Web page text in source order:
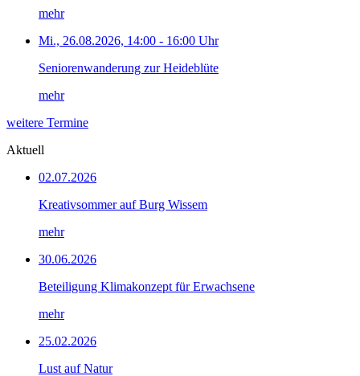
mehr
Mi., 26.08.2026, 14:00 - 16:00 Uhr
Seniorenwanderung zur Heideblüte
mehr
weitere Termine
Aktuell
02.07.2026
Kreativsommer auf Burg Wissem
mehr
30.06.2026
Beteiligung Klimakonzept für Erwachsene
mehr
25.02.2026
Lust auf Natur